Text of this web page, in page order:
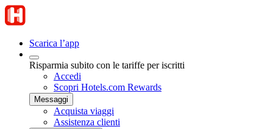
Scarica l’app
Risparmia subito con le tariffe per iscritti
Accedi
Scopri Hotels.com Rewards
Messaggi
Acquista viaggi
Assistenza clienti